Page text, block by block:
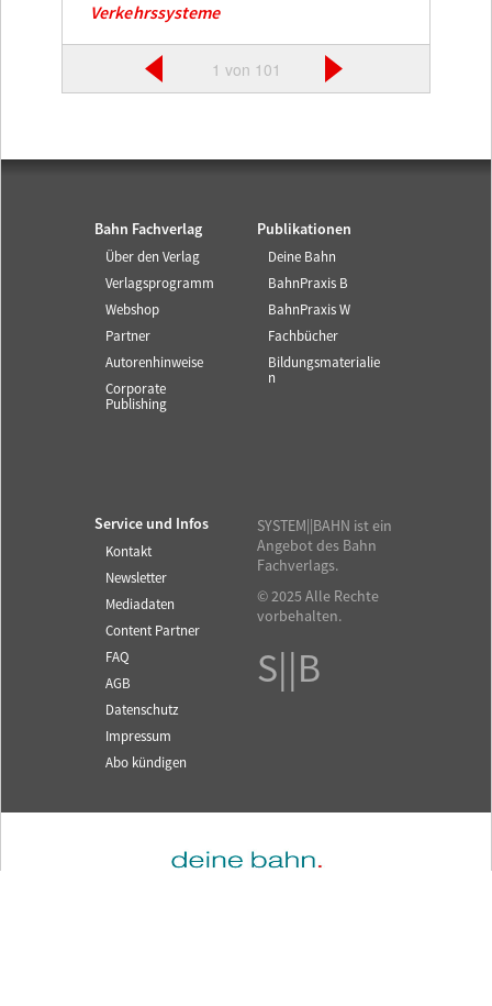
Verkehrssysteme
1 von 101
Bahn Fachverlag
Über den Verlag
Verlagsprogramm
Webshop
Partner
Autorenhinweise
Corporate
Publishing
Publikationen
Deine Bahn
BahnPraxis B
BahnPraxis W
Fachbücher
Bildungsmaterialie
n
Service und Infos
Kontakt
Newsletter
Mediadaten
Content Partner
FAQ
AGB
Datenschutz
Impressum
Abo kündigen
SYSTEM||BAHN ist ein
Angebot des Bahn
Fachverlags.
© 2025 Alle Rechte
vorbehalten.
S||B